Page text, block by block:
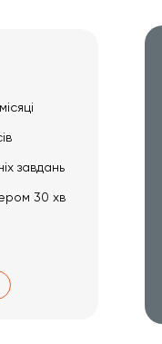
завдань
30 хв